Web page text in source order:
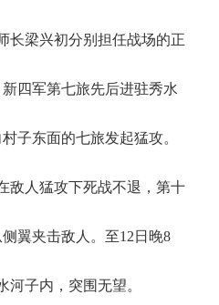
长梁兴初分别担任战场的正
四军第七旅先后进驻秀水
子东面的七旅发起猛攻。
敌人猛攻下死战不退，第十
翼夹击敌人。至12日晚8
河子内，突围无望。